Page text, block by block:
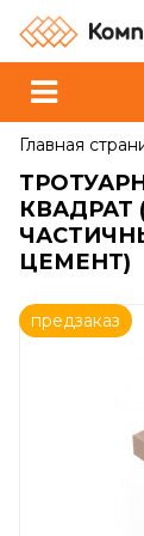
Главная
КВАДРАТ
ЦЕМЕНТ)
предзаказ